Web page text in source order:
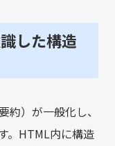
した構造
約）が一般化し、
。HTML内に構造